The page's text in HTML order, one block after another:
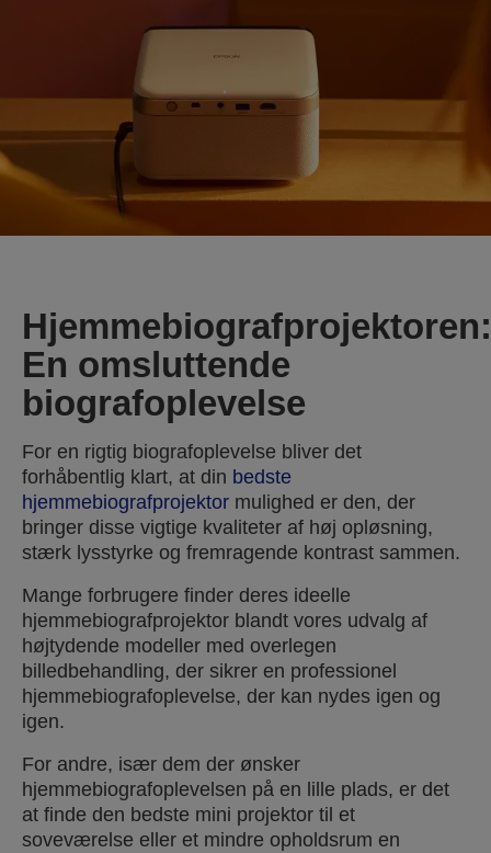
Hjemmebiografprojektoren:
En omsluttende
biografoplevelse
For en rigtig biografoplevelse bliver det
forhåbentlig klart, at din bedste
hjemmebiografprojektor mulighed er den, der
bringer disse vigtige kvaliteter af høj opløsning,
stærk lysstyrke og fremragende kontrast sammen.
Mange forbrugere finder deres ideelle
hjemmebiografprojektor blandt vores udvalg af
højtydende modeller med overlegen
billedbehandling, der sikrer en professionel
hjemmebiografoplevelse, der kan nydes igen og
igen.
For andre, især dem der ønsker
hjemmebiografoplevelsen på en lille plads, er det
at finde den bedste mini projektor til et
soveværelse eller et mindre opholdsrum en